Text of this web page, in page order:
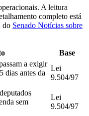
A leitura
completo está
do Senado Notícias sobre
Base
a exigir
dias antes da
Lei
9.504/97
sem
Lei
9.504/97